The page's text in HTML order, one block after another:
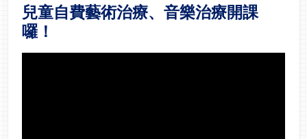
兒童自費藝術治療、音樂治療開課
囉！